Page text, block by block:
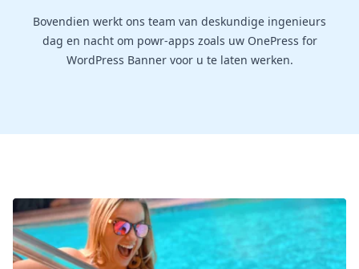
Bovendien werkt ons team van deskundige ingenieurs
dag en nacht om powr-apps zoals uw OnePress for
WordPress Banner voor u te laten werken.